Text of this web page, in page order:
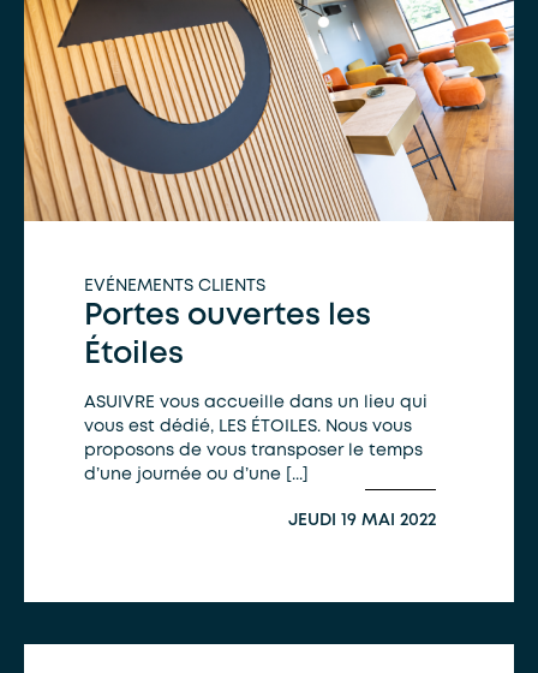
EVÉNEMENTS CLIENTS
Portes ouvertes les
Étoiles
ASUIVRE vous accueille dans un lieu qui
vous est dédié, LES ÉTOILES. Nous vous
proposons de vous transposer le temps
d’une journée ou d’une [...]
JEUDI 19 MAI 2022